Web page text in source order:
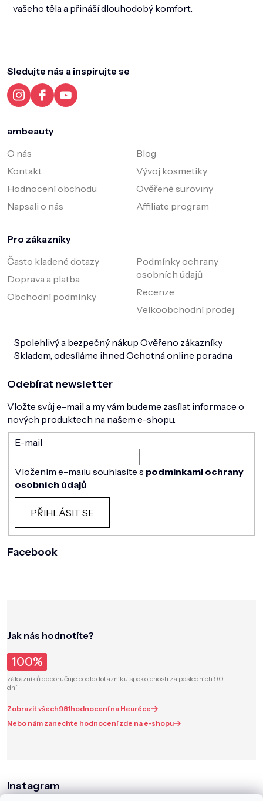
vašeho těla a přináší dlouhodobý komfort.
Sledujte nás a inspirujte se
ambeauty
O nás
Kontakt
Hodnocení obchodu
Napsali o nás
Blog
Vývoj kosmetiky
Ověřené suroviny
Affiliate program
Pro zákazníky
Často kladené dotazy
Doprava a platba
Obchodní podmínky
Podmínky ochrany
osobních údajů
Recenze
Velkoobchodní prodej
Spolehlivý a bezpečný nákup Ověřeno zákazníky
Skladem, odesíláme ihned Ochotná online poradna
Odebírat newsletter
Vložte svůj e-mail a my vám budeme zasílat informace o
nových produktech na našem e-shopu.
E-mail
Vložením e-mailu souhlasíte s podmínkami ochrany
osobních údajů
PŘIHLÁSIT SE
Facebook
Jak nás hodnotíte?
100%
zákazníků doporučuje podle dotazníku spokojenosti za posledních 90
dní
Zobrazit všech981hodnocení na Heuréce
Nebo nám zanechte hodnocení zde na e-shopu
Instagram